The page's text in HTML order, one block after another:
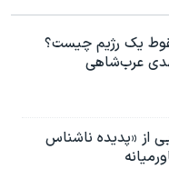
یک رژیم چیست؟
عرب‌شاهی
از «پدیده‌ ناشناس